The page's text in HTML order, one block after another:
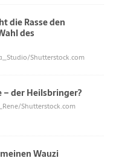
die Rasse den
des
Shutterstock.com
der Heilsbringer?
Shutterstock.com
Wauzi